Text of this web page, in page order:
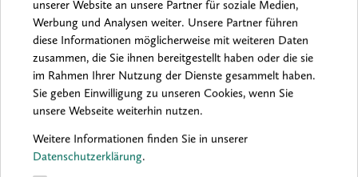
unserer Website an unsere Partner für soziale Medien,
Werbung und Analysen weiter. Unsere Partner führen
diese Informationen möglicherweise mit weiteren Daten
zusammen, die Sie ihnen bereitgestellt haben oder die sie
im Rahmen Ihrer Nutzung der Dienste gesammelt haben.
Sie geben Einwilligung zu unseren Cookies, wenn Sie
unsere Webseite weiterhin nutzen.
Weitere Informationen finden Sie in unserer
Datenschutzerklärung.
empfehlungen
boesner / Vergolden mit
Blattmetallen
Frank Lohfink | Materialkunde, Techniken,